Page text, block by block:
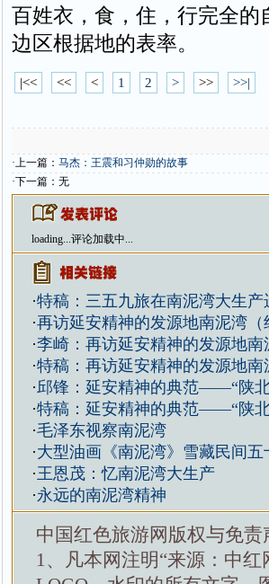
百姓衣，食，住，行完全
边区根据地的表率。
|<< << < 1 2 > >> >>|
·上一篇： 马杰：王震和习仲勋的故事
·下一篇：无
loading...评论加载中...
·特稿：三五九旅在南泥湾大生产
·再访延安精神的发源地南泥湾（
·李崎：再访延安精神的发源地南
·特稿：再访延安精神的发源地南
·邱锋：延安精神的典范——“陕
·特稿：延安精神的典范——“陕
·毛泽东视察南泥湾
·大型油画《南泥湾》雪藏民间
·王恩茂：忆南泥湾大生产
·永远的南泥湾精神
中国红色旅游网版权与免责
1、凡本网注明“来源：中红